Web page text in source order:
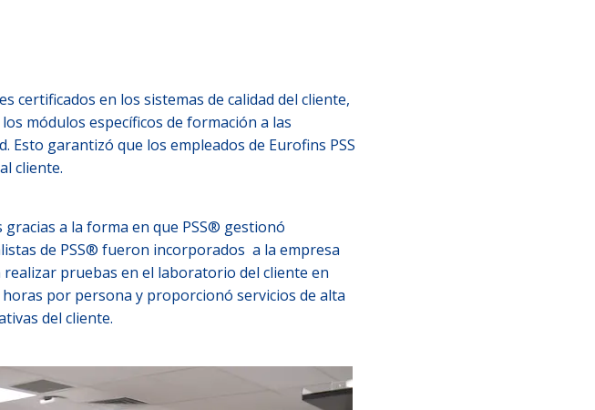
certificados en los sistemas de calidad del cliente,
módulos específicos de formación a las
Esto garantizó que los empleados de Eurofins PSS
cliente.
a la forma en que PSS® gestionó
de PSS® fueron incorporados a la empresa
pruebas en el laboratorio del cliente en
por persona y proporcionó servicios de alta
del cliente.